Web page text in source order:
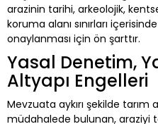
arazinin tarihi, arkeolojik,
koruma alanı sınırları
onaylanması için ön şarttır.
Yasal Denetim,
Altyapı Engelleri
Mevzuata aykırı şekilde tarım
müdahalede bulunan, araziyi